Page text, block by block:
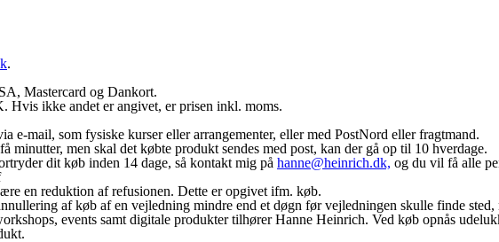
.
Mastercard og Dankort.
Hvis ikke andet er angivet, er prisen inkl. moms.
e-mail, som fysiske kurser eller arrangementer, eller med PostNord eller fragtmand.
minutter, men skal det købte produkt sendes med post, kan der gå op til 10 hverdage.
dit køb inden 14 dage, så kontakt mig på hanne@heinrich.dk, og du vil få alle
en reduktion af refusionen. Dette er opgivet ifm. køb.
af køb af en vejledning mindre end et døgn før vejledningen skulle finde sted,
events samt digitale produkter tilhører Hanne Heinrich. Ved køb opnås